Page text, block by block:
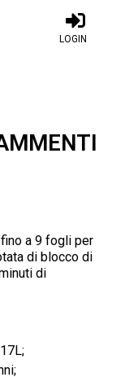
LOGIN
a 9 fogli per
di blocco di
di
17L